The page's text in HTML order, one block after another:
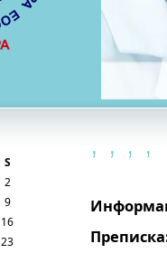
S
2
9
16
23